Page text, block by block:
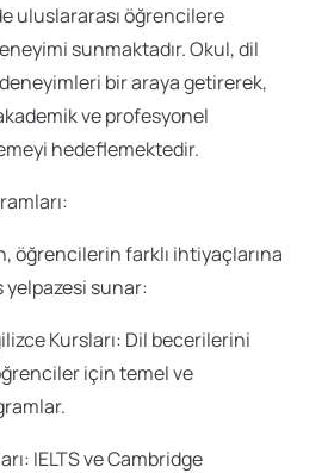
uluslararası öğrencilere
sunmaktadır. Okul, dil
bir araya getirerek,
ve profesyonel
hedeflemektedir.
öğrencilerin farklı ihtiyaçlarına
sunar:
Kursları: Dil becerilerini
için temel ve
IELTS ve Cambridge